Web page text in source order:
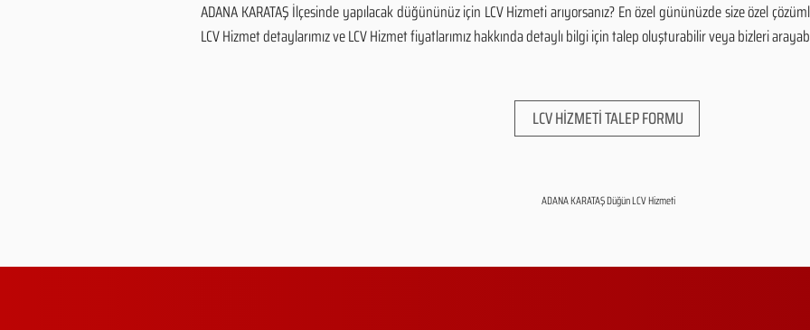
ADANA KARATAŞ İlçesinde yapılacak düğününüz için LCV Hizmeti arıyorsanız? En özel gününüzde size özel
LCV Hizmet detaylarımız ve LCV Hizmet fiyatlarımız hakkında detaylı bilgi için talep oluşturabilir veya bizleri
LCV HİZMETİ TALEP FORMU
ADANA KARATAŞ Düğün LCV Hizmeti